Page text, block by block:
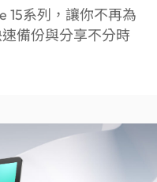
15系列，讓你不再為
備份與分享不分時